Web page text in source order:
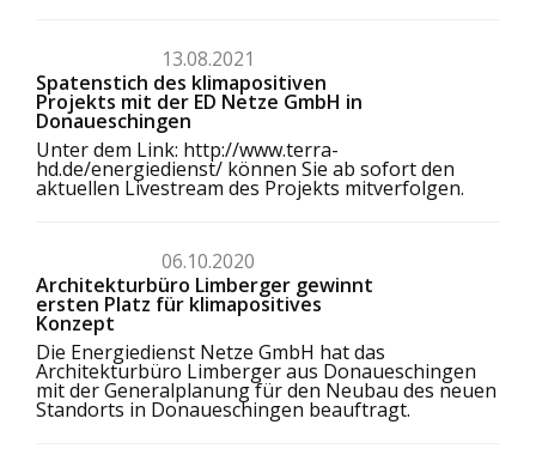
13.08.2021
Spatenstich des klimapositiven
Projekts mit der ED Netze GmbH in
Donaueschingen
Unter dem Link: http://www.terra-
hd.de/energiedienst/ können Sie ab sofort den
aktuellen Livestream des Projekts mitverfolgen.
06.10.2020
Architekturbüro Limberger gewinnt
ersten Platz für klimapositives
Konzept
Die Energiedienst Netze GmbH hat das
Architekturbüro Limberger aus Donaueschingen
mit der Generalplanung für den Neubau des neuen
Standorts in Donaueschingen beauftragt.